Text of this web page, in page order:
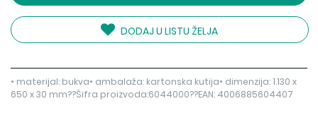
DODAJ U LISTU ŽELJA
• materijal: bukva• ambalaža: kartonska kutija• dimenzija: 1.130 x
650 x 30 mm??Šifra proizvoda:6044000??EAN: 4006885604407